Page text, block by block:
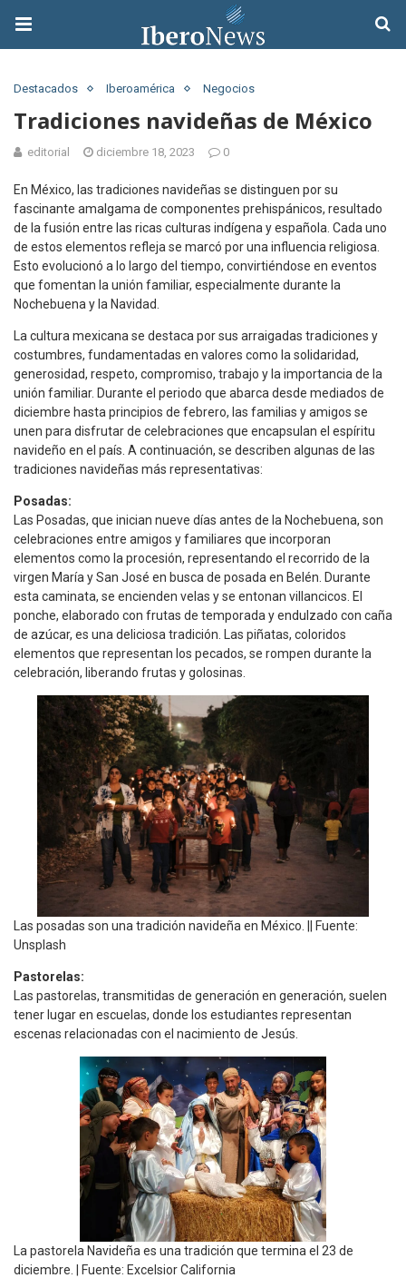
Destacados Iberoamérica Negocios
Tradiciones navideñas de México
editorial diciembre 18, 2023 0
En México, las tradiciones navideñas se distinguen por su
fascinante amalgama de componentes prehispánicos, resultado
de la fusión entre las ricas culturas indígena y española. Cada uno
de estos elementos refleja se marcó por una influencia religiosa.
Esto evolucionó a lo largo del tiempo, convirtiéndose en eventos
que fomentan la unión familiar, especialmente durante la
Nochebuena y la Navidad.
La cultura mexicana se destaca por sus arraigadas tradiciones y
costumbres, fundamentadas en valores como la solidaridad,
generosidad, respeto, compromiso, trabajo y la importancia de la
unión familiar. Durante el periodo que abarca desde mediados de
diciembre hasta principios de febrero, las familias y amigos se
unen para disfrutar de celebraciones que encapsulan el espíritu
navideño en el país. A continuación, se describen algunas de las
tradiciones navideñas más representativas:
Posadas:
Las Posadas, que inician nueve días antes de la Nochebuena, son
celebraciones entre amigos y familiares que incorporan
elementos como la procesión, representando el recorrido de la
virgen María y San José en busca de posada en Belén. Durante
esta caminata, se encienden velas y se entonan villancicos. El
ponche, elaborado con frutas de temporada y endulzado con caña
de azúcar, es una deliciosa tradición. Las piñatas, coloridos
elementos que representan los pecados, se rompen durante la
celebración, liberando frutas y golosinas.
Las posadas son una tradición navideña en México. || Fuente:
Unsplash
Pastorelas:
Las pastorelas, transmitidas de generación en generación, suelen
tener lugar en escuelas, donde los estudiantes representan
escenas relacionadas con el nacimiento de Jesús.
La pastorela Navideña es una tradición que termina el 23 de
diciembre. | Fuente: Excelsior California